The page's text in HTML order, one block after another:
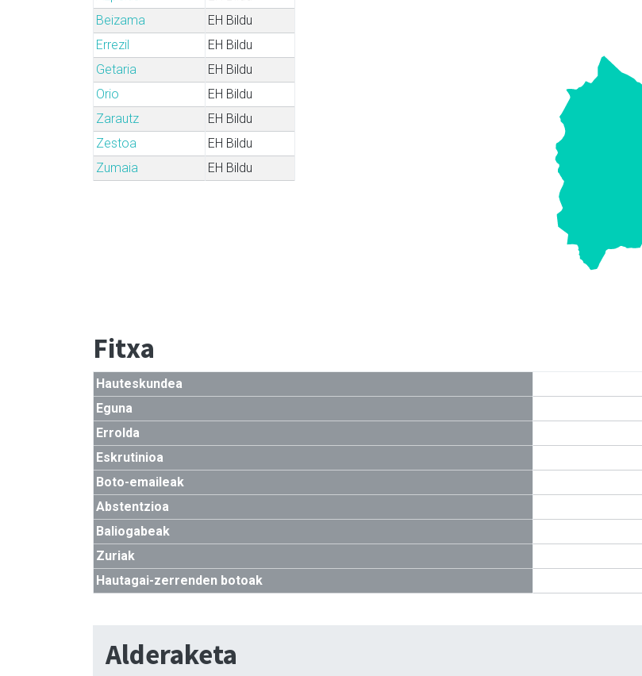
Beizama
EH Bildu
Errezil
EH Bildu
Getaria
EH Bildu
Orio
EH Bildu
Zarautz
EH Bildu
Zestoa
EH Bildu
Zumaia
EH Bildu
Fitxa
Hauteskundea
Eguna
Errolda
Eskrutinioa
Boto-emaileak
Abstentzioa
Baliogabeak
Zuriak
Hautagai-zerrenden botoak
Alderaketa